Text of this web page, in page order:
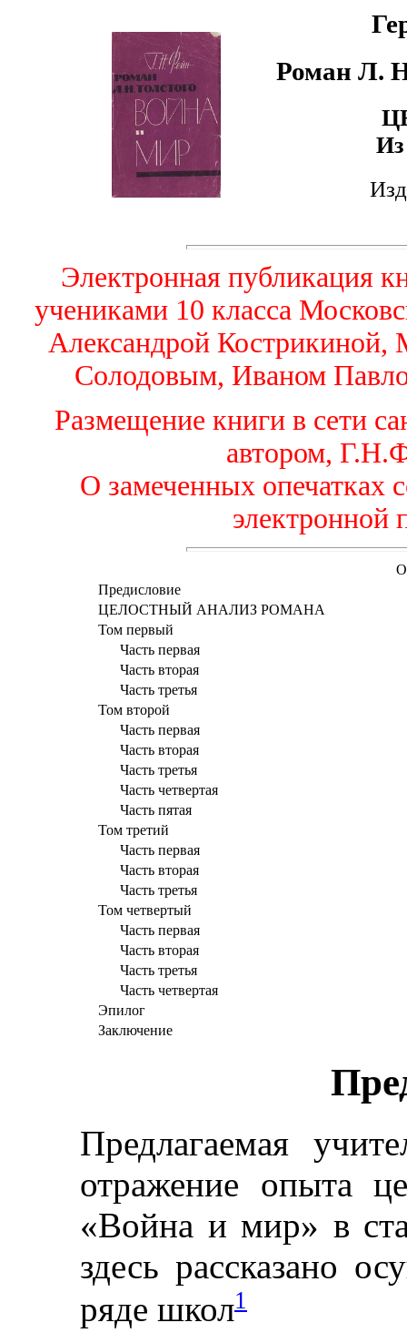
Роман Л.
Электронная публикация
учениками 10 класса
Александрой Кострикиной,
Солодовым, Иваном
Размещение книги в сети
автором,
О замеченных опечатках
электронной
Предисловие
ЦЕЛОСТНЫЙ АНАЛИЗ РОМАНА
Том первый
Часть первая
Часть вторая
Часть третья
Том второй
Часть первая
Часть вторая
Часть третья
Часть четвертая
Часть пятая
Том третий
Часть первая
Часть вторая
Часть третья
Том четвертый
Часть первая
Часть вторая
Часть третья
Часть четвертая
Эпилог
Заключение
Предлагаемая
отражение опыта
«Война и мир» в
здесь рассказано
ряде школ1